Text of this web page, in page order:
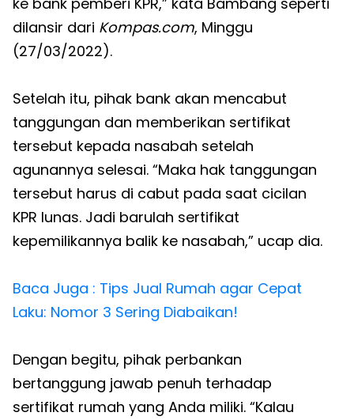
dilansir dari Kompas.com, Minggu
(27/03/2022).
Setelah itu, pihak bank akan mencabut
tanggungan dan memberikan sertifikat
tersebut kepada nasabah setelah
agunannya selesai. “Maka hak tanggungan
tersebut harus di cabut pada saat cicilan
KPR lunas. Jadi barulah sertifikat
kepemilikannya balik ke nasabah,” ucap dia.
Baca Juga : Tips Jual Rumah agar Cepat
Laku: Nomor 3 Sering Diabaikan!
Dengan begitu, pihak perbankan
bertanggung jawab penuh terhadap
sertifikat rumah yang Anda miliki. “Kalau